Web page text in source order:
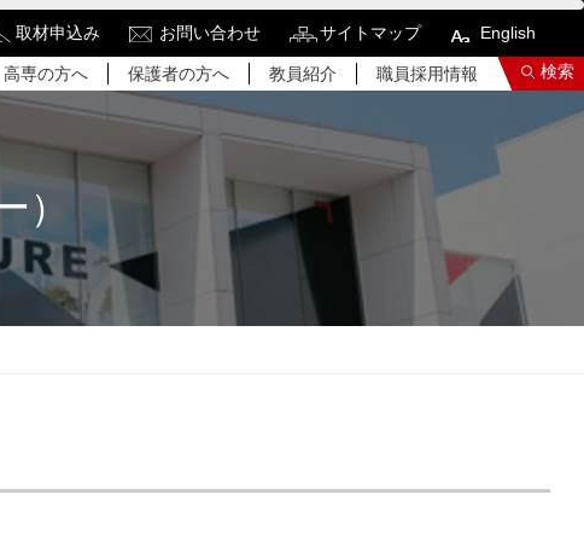
取材申込み お問い合わせ サイトマップ English
高専の方へ 保護者の方へ 教員紹介 職員採用情報 検索
検索結果をもっと見る
）